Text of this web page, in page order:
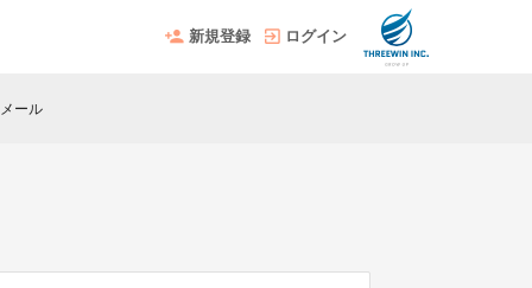
新規登録 ログイン
ール